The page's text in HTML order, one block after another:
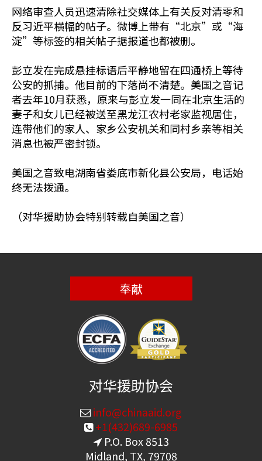
网络审查人员迅速清除社交媒体上有关反对清零和
反习近平横幅的帖子。微博上带有“北京”或“海
淀”等标签的相关帖子据报道也都被删。
彭立发在完成悬挂标语后平静地留在四通桥上等待
公安的抓捕。他目前的下落尚不清楚。美国之音记
者去年10月获悉，原来与彭立发一同在北京生活的
妻子和女儿已经被送至黑龙江农村老家监视居住，
连带他们的家人、家乡公安机关和同村乡亲等相关
消息也被严密封锁。
美国之音致电湖南省娄底市新化县公安局，电话始
终无法拨通。
（对华援助协会特别转载自美国之音）
奉献
对华援助协会
info@chinaaid.org
+1(432)689-6985
P.O. Box 8513
Midland, TX, 79708